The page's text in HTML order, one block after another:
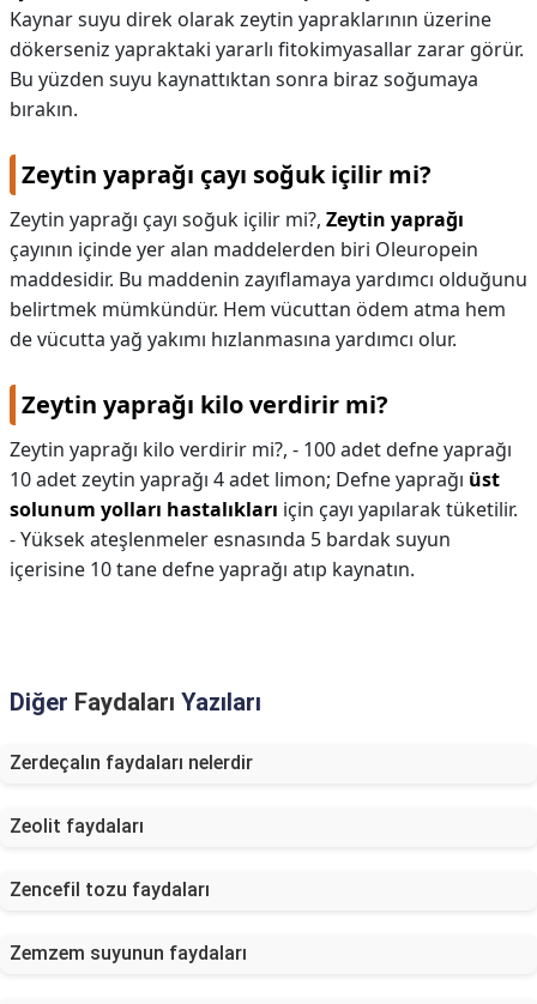
Kaynar suyu direk olarak zeytin yapraklarının üzerine
dökerseniz yapraktaki yararlı fitokimyasallar zarar görür.
Bu yüzden suyu kaynattıktan sonra biraz soğumaya
bırakın.
Zeytin yaprağı çayı soğuk içilir mi?
Zeytin yaprağı çayı soğuk içilir mi?, Zeytin yaprağı
çayının içinde yer alan maddelerden biri Oleuropein
maddesidir. Bu maddenin zayıflamaya yardımcı olduğunu
belirtmek mümkündür. Hem vücuttan ödem atma hem
de vücutta yağ yakımı hızlanmasına yardımcı olur.
Zeytin yaprağı kilo verdirir mi?
Zeytin yaprağı kilo verdirir mi?, - 100 adet defne yaprağı
10 adet zeytin yaprağı 4 adet limon; Defne yaprağı üst
solunum yolları hastalıkları için çayı yapılarak tüketilir.
- Yüksek ateşlenmeler esnasında 5 bardak suyun
içerisine 10 tane defne yaprağı atıp kaynatın.
Diğer Faydaları Yazıları
Zerdeçalın faydaları nelerdir
Zeolit faydaları
Zencefil tozu faydaları
Zemzem suyunun faydaları